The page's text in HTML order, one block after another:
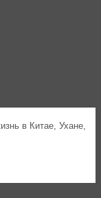
в Китае, Ухане,